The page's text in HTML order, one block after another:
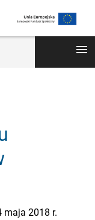
menu
maja 2018 r.